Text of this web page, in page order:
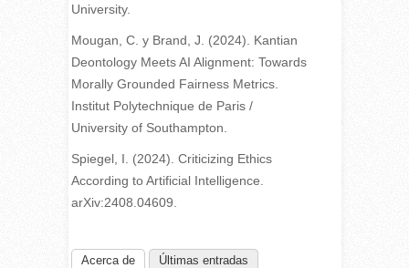
University.
Mougan, C. y Brand, J. (2024). Kantian
Deontology Meets AI Alignment: Towards
Morally Grounded Fairness Metrics.
Institut Polytechnique de Paris /
University of Southampton.
Spiegel, I. (2024). Criticizing Ethics
According to Artificial Intelligence.
arXiv:2408.04609.
Acerca de Últimas entradas